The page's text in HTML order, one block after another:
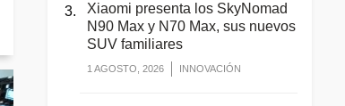
Xiaomi presenta los SkyNomad
N90 Max y N70 Max, sus nuevos
SUV familiares
1 AGOSTO, 2026 INNOVACIÓN